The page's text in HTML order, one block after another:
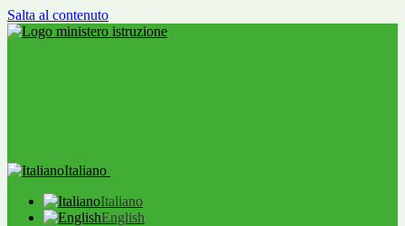
Salta al contenuto
Italiano
Italiano
English